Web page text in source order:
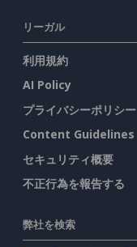
リーガル
利用規約
AI Policy
プライバシーポリシー
Content Guidelines
セキュリティ概要
不正行為を報告する
弊社を検索